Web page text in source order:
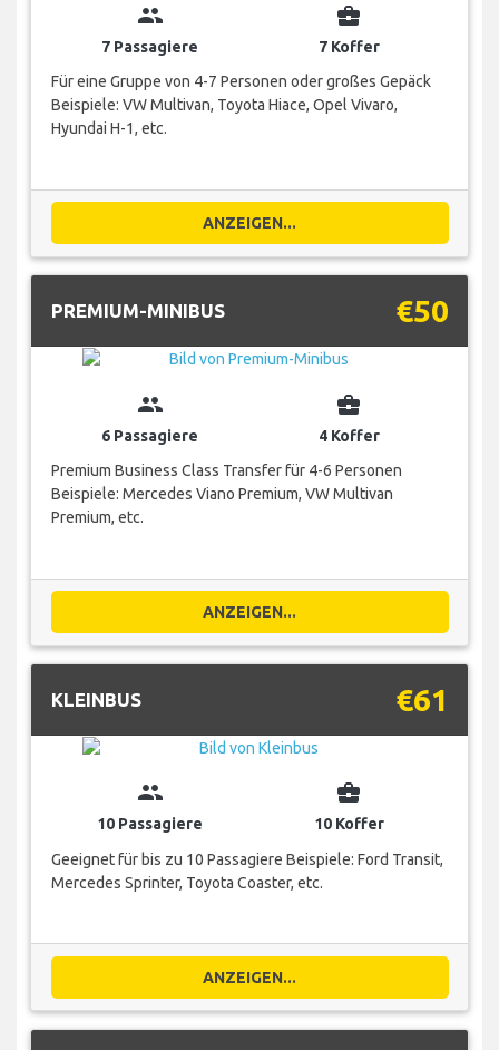
group
7 Passagiere
business_center
7 Koffer
Für eine Gruppe von 4-7 Personen oder großes Gepäck
Beispiele: VW Multivan, Toyota Hiace, Opel Vivaro,
Hyundai H-1, etc.
ANZEIGEN...
PREMIUM-MINIBUS €50
group
6 Passagiere
business_center
4 Koffer
Premium Business Class Transfer für 4-6 Personen
Beispiele: Mercedes Viano Premium, VW Multivan
Premium, etc.
ANZEIGEN...
KLEINBUS €61
group
10 Passagiere
business_center
10 Koffer
Geeignet für bis zu 10 Passagiere Beispiele: Ford Transit,
Mercedes Sprinter, Toyota Coaster, etc.
ANZEIGEN...